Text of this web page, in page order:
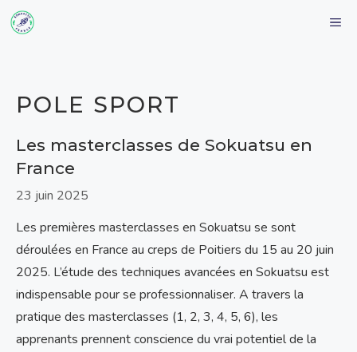
Aller
au
POLE SPORT
Les masterclasses de Sokuatsu en
France
23 juin 2025
Les premières masterclasses en Sokuatsu se sont
déroulées en France au creps de Poitiers du 15 au 20 juin
2025. L’étude des techniques avancées en Sokuatsu est
indispensable pour se professionnaliser. A travers la
pratique des masterclasses (1, 2, 3, 4, 5, 6), les
apprenants prennent conscience du vrai potentiel de la